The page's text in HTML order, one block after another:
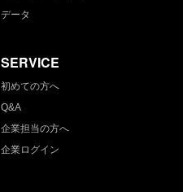
データ
SERVICE
初めての方へ
Q&A
企業担当の方へ
企業ログイン